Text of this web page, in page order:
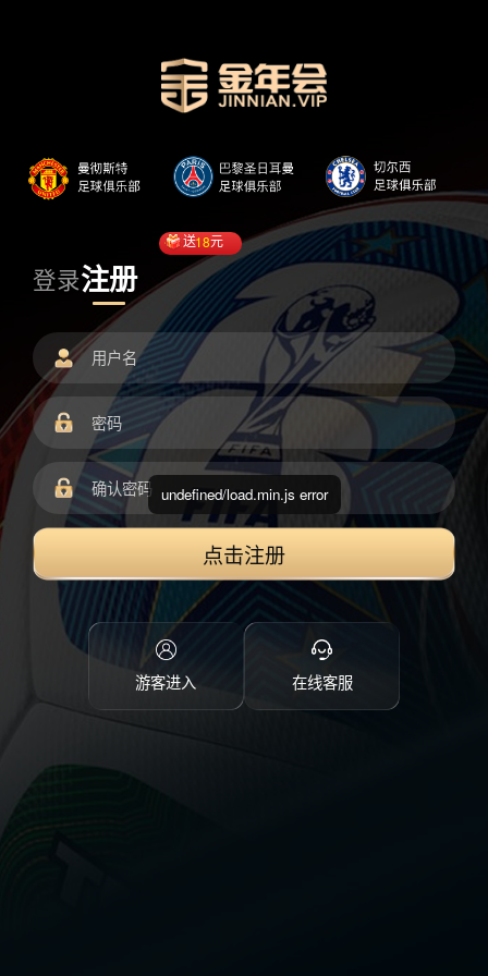
登录注册
送18元
点击注册
游客进入 在线客服
undefined/load.min.js error